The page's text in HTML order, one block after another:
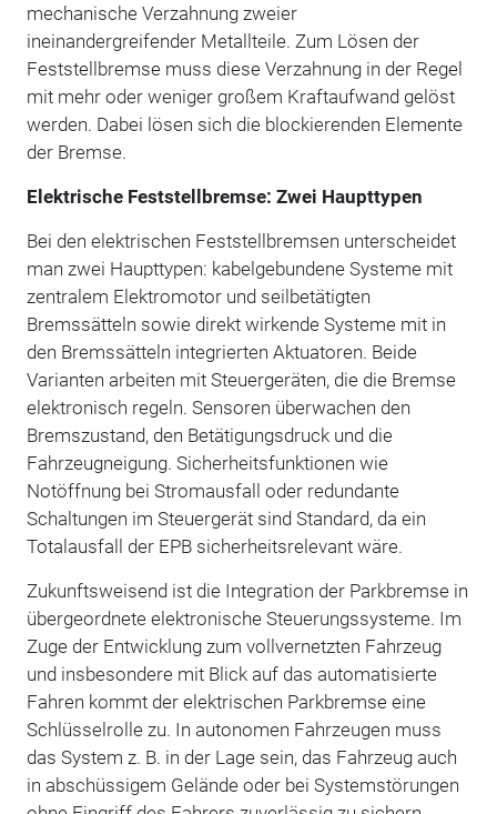
mechanische Verzahnung zweier
ineinandergreifender Metallteile. Zum Lösen der
Feststellbremse muss diese Verzahnung in der Regel
mit mehr oder weniger großem Kraftaufwand gelöst
werden. Dabei lösen sich die blockierenden Elemente
der Bremse.
Elektrische Feststellbremse: Zwei Haupttypen
Bei den elektrischen Feststellbremsen unterscheidet
man zwei Haupttypen: kabelgebundene Systeme mit
zentralem Elektromotor und seilbetätigten
Bremssätteln sowie direkt wirkende Systeme mit in
den Bremssätteln integrierten Aktuatoren. Beide
Varianten arbeiten mit Steuergeräten, die die Bremse
elektronisch regeln. Sensoren überwachen den
Bremszustand, den Betätigungsdruck und die
Fahrzeugneigung. Sicherheitsfunktionen wie
Notöffnung bei Stromausfall oder redundante
Schaltungen im Steuergerät sind Standard, da ein
Totalausfall der EPB sicherheitsrelevant wäre.
Zukunftsweisend ist die Integration der Parkbremse in
übergeordnete elektronische Steuerungssysteme. Im
Zuge der Entwicklung zum vollvernetzten Fahrzeug
und insbesondere mit Blick auf das automatisierte
Fahren kommt der elektrischen Parkbremse eine
Schlüsselrolle zu. In autonomen Fahrzeugen muss
das System z. B. in der Lage sein, das Fahrzeug auch
in abschüssigem Gelände oder bei Systemstörungen